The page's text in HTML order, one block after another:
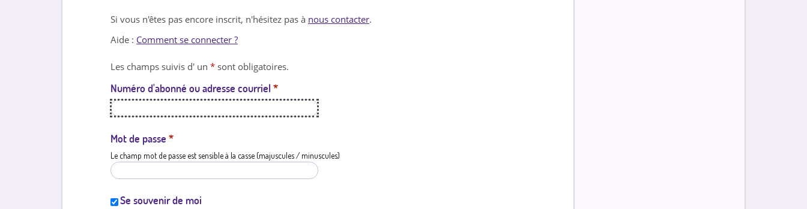
n
l
e
Si vous n'êtes pas encore inscrit, n'hésitez pas à nous contacter.
Aide : Comment se connecter ?
Les champs suivis d' un * sont obligatoires.
Numéro d'abonné ou adresse courriel *
Mot de passe *
Le champ mot de passe est sensible à la casse (majuscules / minuscules)
Se souvenir de moi